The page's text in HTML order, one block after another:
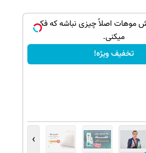
موهات اصلاً چیزی نباشه که فکر
میکنی.
تخفیف ویژه!
›